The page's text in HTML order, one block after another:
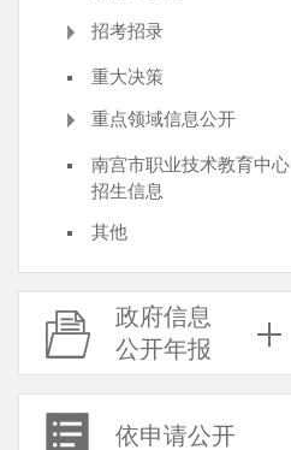
招考招录
重大决策
重点领域信息公开
南宫市职业技术教育中心
招生信息
其他
政府信息
公开年报
依申请公开